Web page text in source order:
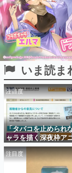
ピック
電ファミのいま読
アプリセール情報
インタビュー
連載・
いま読ま
注目度
「タバコを止められ
ャラを描く深夜枠ア
聴者の一部から批判
薬物の使用と思しき
て、BPOが議論を交
注目度